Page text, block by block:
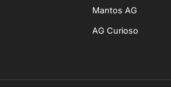
Mantos AG
AG Curioso